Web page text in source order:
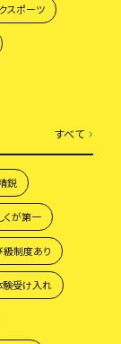
スポーツ
すべて
鋭
くが第一
級制度あり
受け入れ